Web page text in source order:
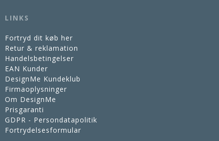
LINKS
Fortryd dit køb her
Retur & reklamation
Handelsbetingelser
EAN Kunder
DesignMe Kundeklub
Firmaoplysninger
Om DesignMe
Prisgaranti
GDPR - Persondatapolitik
Fortrydelsesformular